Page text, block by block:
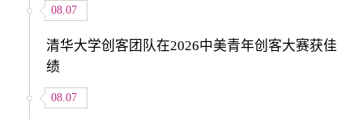
08.07
清华大学创客团队在2026中美青年创客大赛获佳
绩
08.07